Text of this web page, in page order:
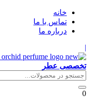
خانه
تماس با ما
درباره ما
|
تخصصی عطر
0